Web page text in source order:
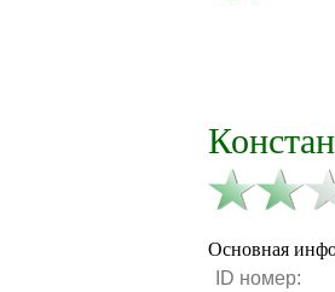
Основная
ID номер: